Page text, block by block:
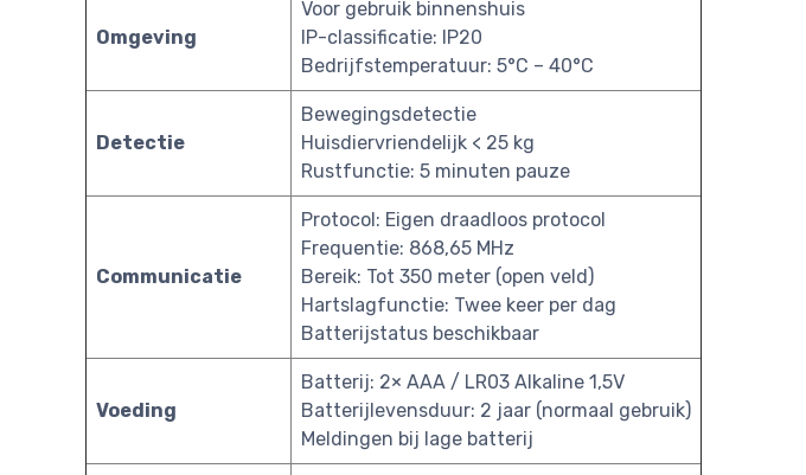
Omgeving
Voor gebruik binnenshuis
IP-classificatie: IP20
Bedrijfstemperatuur: 5°C – 40°C
Detectie
Bewegingsdetectie
Huisdiervriendelijk < 25 kg
Rustfunctie: 5 minuten pauze
Communicatie
Protocol: Eigen draadloos protocol
Frequentie: 868,65 MHz
Bereik: Tot 350 meter (open veld)
Hartslagfunctie: Twee keer per dag
Batterijstatus beschikbaar
Voeding
Batterij: 2× AAA / LR03 Alkaline 1,5V
Batterijlevensduur: 2 jaar (normaal gebruik)
Meldingen bij lage batterij